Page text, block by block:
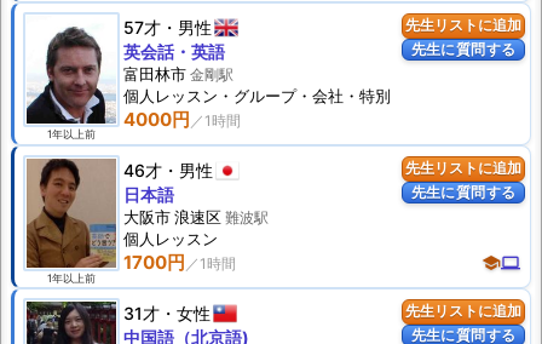
先生リストに追加
先生に質問する
1年以上前
57才 男性
4000円
英会話・英語
富田林市 金剛駅
個人 レッスン ・グループ・会社・特別
先生リストに追加
先生に質問する
1年以上前
46才 男性
1700円 schoolcomputer
日本語
大阪市 浪速区 難波駅
個人 レッスン
先生リストに追加
先生に質問する
31才 女性
中国語（北京語)